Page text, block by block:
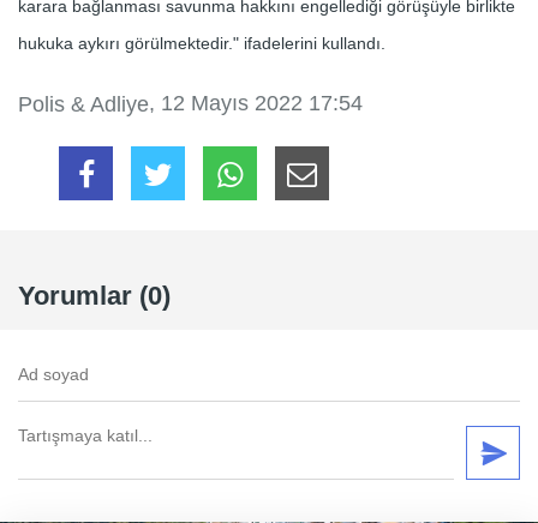
karara bağlanması savunma hakkını engellediği görüşüyle birlikte
hukuka aykırı görülmektedir." ifadelerini kullandı.
Polis & Adliye, 12 Mayıs 2022 17:54
Yorumlar (0)